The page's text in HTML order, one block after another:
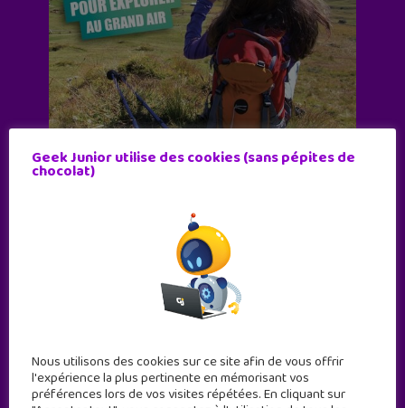
Abonne-toi !
11 numéros par an
Geek Junior utilise des cookies (sans pépites de
chocolat)
Nous utilisons des cookies sur ce site afin de vous offrir
l'expérience la plus pertinente en mémorisant vos
préférences lors de vos visites répétées. En cliquant sur